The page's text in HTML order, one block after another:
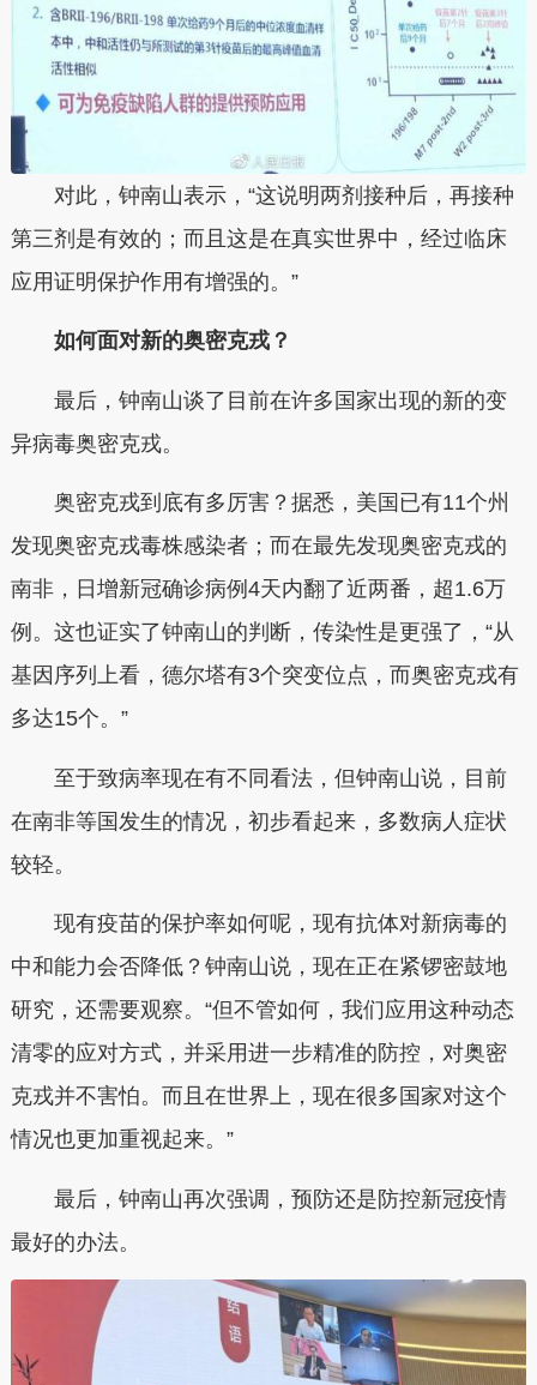
对此，钟南山表示，“这说明两剂接种后，再接种
第三剂是有效的；而且这是在真实世界中，经过临床
应用证明保护作用有增强的。”
如何面对新的奥密克戎？
最后，钟南山谈了目前在许多国家出现的新的变
异病毒奥密克戎。
奥密克戎到底有多厉害？据悉，美国已有11个州
发现奥密克戎毒株感染者；而在最先发现奥密克戎的
南非，日增新冠确诊病例4天内翻了近两番，超1.6万
例。这也证实了钟南山的判断，传染性是更强了，“从
基因序列上看，德尔塔有3个突变位点，而奥密克戎有
多达15个。”
至于致病率现在有不同看法，但钟南山说，目前
在南非等国发生的情况，初步看起来，多数病人症状
较轻。
现有疫苗的保护率如何呢，现有抗体对新病毒的
中和能力会否降低？钟南山说，现在正在紧锣密鼓地
研究，还需要观察。“但不管如何，我们应用这种动态
清零的应对方式，并采用进一步精准的防控，对奥密
克戎并不害怕。而且在世界上，现在很多国家对这个
情况也更加重视起来。”
最后，钟南山再次强调，预防还是防控新冠疫情
最好的办法。